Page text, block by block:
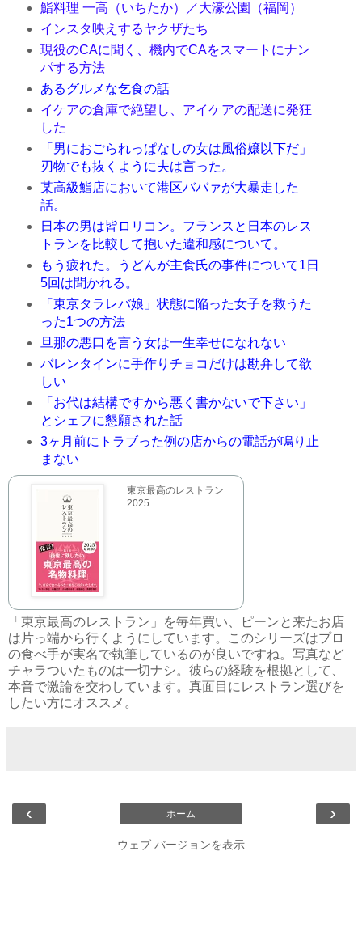
鮨料理 一高（いちたか）／大濠公園（福岡）
インスタ映えするヤクザたち
現役のCAに聞く、機内でCAをスマートにナン
パする方法
あるグルメな乞食の話
イケアの倉庫で絶望し、アイケアの配送に発狂
した
「男におごられっぱなしの女は風俗嬢以下だ」
刃物でも抜くように夫は言った。
某高級鮨店において港区ババァが大暴走した
話。
日本の男は皆ロリコン。フランスと日本のレス
トランを比較して抱いた違和感について。
もう疲れた。うどんが主食氏の事件について1日
5回は聞かれる。
「東京タラレバ娘」状態に陥った女子を救うた
った1つの方法
旦那の悪口を言う女は一生幸せになれない
バレンタインに手作りチョコだけは勘弁して欲
しい
「お代は結構ですから悪く書かないで下さい」
とシェフに懇願された話
3ヶ月前にトラブった例の店からの電話が鳴り止
まない
東京最高のレストラン
2025
「東京最高のレストラン」を毎年買い、ピーンと来たお店
は片っ端から行くようにしています。このシリーズはプロ
の食べ手が実名で執筆しているのが良いですね。写真など
チャラついたものは一切ナシ。彼らの経験を根拠として、
本音で激論を交わしています。真面目にレストラン選びを
したい方にオススメ。
‹ ›
ホーム
ウェブ バージョンを表示